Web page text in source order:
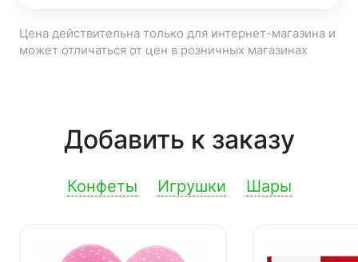
Цена действительна только для интернет-магазина и
может отличаться от цен в розничных магазинах
Добавить к заказу
Конфеты Игрушки Шары